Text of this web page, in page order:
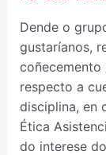
Dende o
gustaríanos,
coñecemento
respecto a
disciplina, en
Ética
do interese